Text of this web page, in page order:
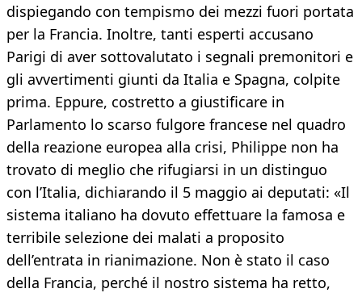
dispiegando con tempismo dei mezzi fuori portata
per la Francia. Inoltre, tanti esperti accusano
Parigi di aver sottovalutato i segnali premonitori e
gli avvertimenti giunti da Italia e Spagna, colpite
prima. Eppure, costretto a giustificare in
Parlamento lo scarso fulgore francese nel quadro
della reazione europea alla crisi, Philippe non ha
trovato di meglio che rifugiarsi in un distinguo
con l’Italia, dichiarando il 5 maggio ai deputati: «Il
sistema italiano ha dovuto effettuare la famosa e
terribile selezione dei malati a proposito
dell’entrata in rianimazione. Non è stato il caso
della Francia, perché il nostro sistema ha retto,